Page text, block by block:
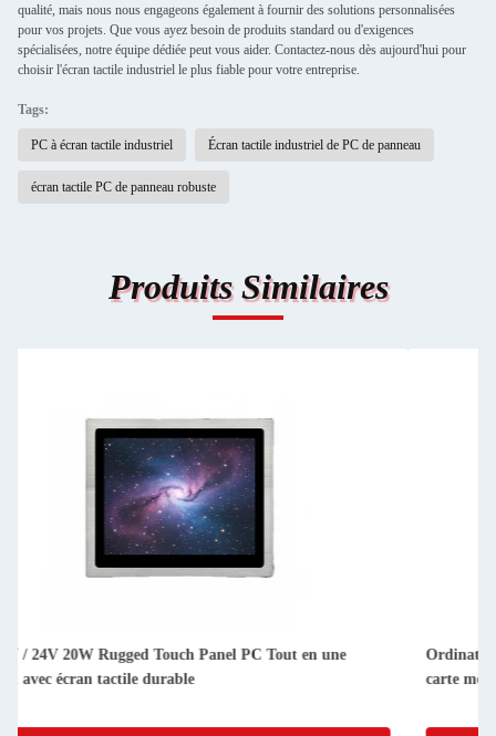
qualité, mais nous nous engageons également à fournir des solutions personnalisées
pour vos projets. Que vous ayez besoin de produits standard ou d'exigences
spécialisées, notre équipe dédiée peut vous aider. Contactez-nous dès aujourd'hui pour
choisir l'écran tactile industriel le plus fiable pour votre entreprise.
Tags:
PC à écran tactile industriel Écran tactile industriel de PC de panneau
écran tactile PC de panneau robuste
Produits Similaires
Ordinateur à écran tactile robuste SSD haute vitesse 128 Go,
carte mère X86, Wi-Fi 802.11b/N/G intégré, 350 Mbps